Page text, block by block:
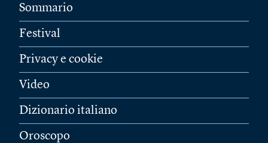
Sommario
Festival
Privacy e cookie
Video
Dizionario italiano
Oroscopo